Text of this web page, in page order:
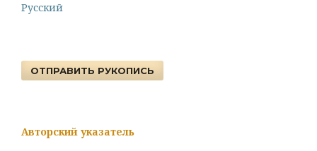
Русский
ОТПРАВИТЬ РУКОПИСЬ
Авторский указатель